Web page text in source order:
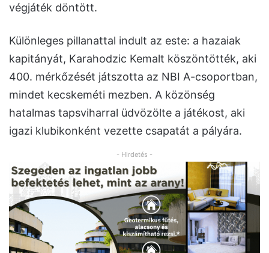
végjáték döntött.
Különleges pillanattal indult az este: a hazaiak
kapitányát, Karahodzic Kemalt köszöntötték, aki
400. mérkőzését játszotta az NBI A-csoportban,
mindet kecskeméti mezben. A közönség
hatalmas tapsviharral üdvözölte a játékost, aki
igazi klubikonként vezette csapatát a pályára.
- Hirdetés -